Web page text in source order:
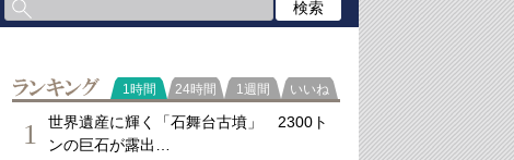
ランキング
1時間 24時間 1週間 いいね
1
世界遺産に輝く「石舞台古墳」 2300ト
ンの巨石が露出…